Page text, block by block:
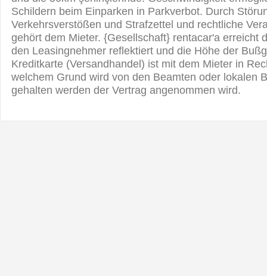
Schildern beim Einparken in Parkverbot. Durch
Verkehrsverstößen und Strafzettel und rechtliche
gehört dem Mieter. {Gesellschaft} rentacar'a erreicht
den Leasingnehmer reflektiert und die Höhe der
Kreditkarte (Versandhandel) ist mit dem Mieter in
welchem ​​Grund wird von den Beamten oder lokalen
gehalten werden der Vertrag angenommen wird.